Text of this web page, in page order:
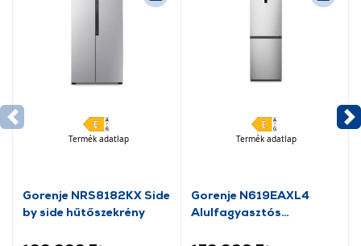
Termék adatlap
Gorenje NRS8182KX Side
by side hűtőszekrény
Termék adatlap
Gorenje N619EAXL4
Alulfagyasztós